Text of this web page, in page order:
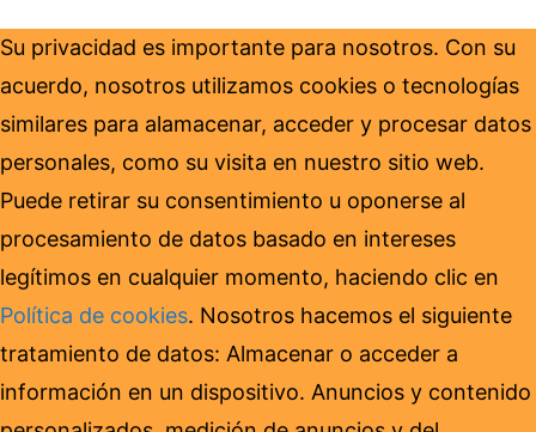
Su privacidad es importante para nosotros. Con su
acuerdo, nosotros utilizamos cookies o tecnologías
similares para alamacenar, acceder y procesar datos
personales, como su visita en nuestro sitio web.
Puede retirar su consentimiento u oponerse al
procesamiento de datos basado en intereses
legítimos en cualquier momento, haciendo clic en
Política de cookies. Nosotros hacemos el siguiente
tratamiento de datos: Almacenar o acceder a
información en un dispositivo. Anuncios y contenido